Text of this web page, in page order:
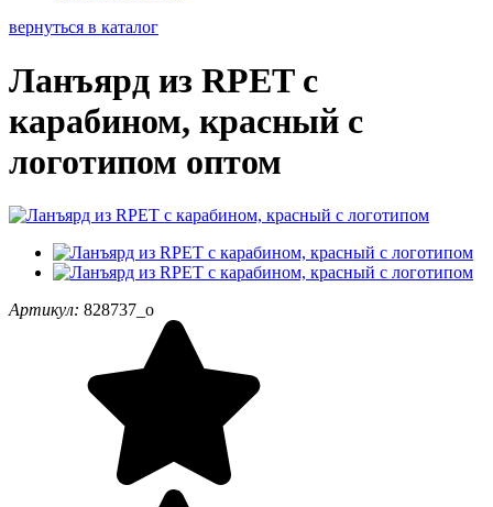
вернуться в каталог
Ланъярд из RPET с
карабином, красный с
логотипом оптом
Артикул: 828737_o